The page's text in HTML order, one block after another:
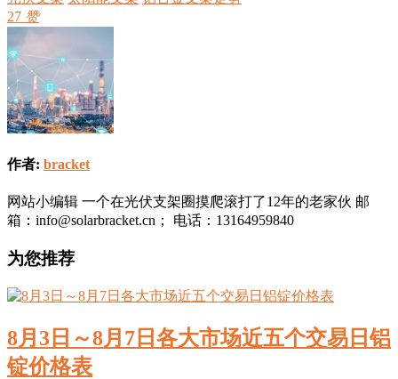
27 赞
作者: bracket
网站小编辑 一个在光伏支架圈摸爬滚打了12年的老家伙 邮
箱：info@solarbracket.cn； 电话：13164959840
为您推荐
8月3日～8月7日各大市场近五个交易日铝
锭价格表